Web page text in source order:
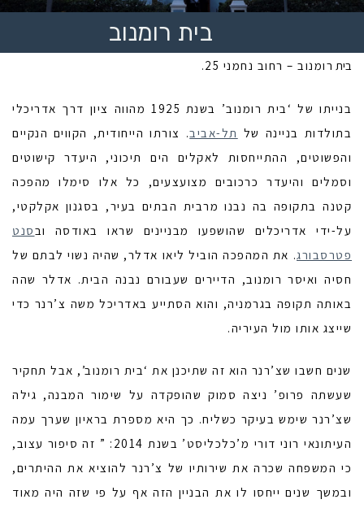
בית רומנוב
בית רומנוב – רחוב נחמני 25.
בנייתו של ‘בית רומנוב’ בשנת 1925 מהווה ציון דרך אדריכלי
בתולדות בניינה של תל-אביב. צורתו הייחודית, הקווים הנקיים
והפשוטים, ההתייחסות לאקלים הים תיכוני, היעדר קישוטים
וסמלים והיעדר כרכובים מצועצעים, כל אלו סימלו מהפכה
קטנה בתקופה בה נבנו מרבית הבתים בעיר, בסגנון אקלקטי,
על-ידי אדריכלים שהושפעו מבניינים שראו באודסה ובסנט
פטרסבורג. את המהפכה הוביל ליאו אדלר, שהיה נשוי לבתם של
חסיה ואיסר רומנוב, הדיירים שעבורם נבנה הבית. אדלר שהה
באותה תקופה בגרמניה, והוא הסתייע באדריכל משה צ’רנר כדי
שייצג אותו מול העיריה.
שנים חשבו שצ’רנר הוא זה שתיכנן את ‘בית רומנוב’, אבל תחקיר
שעשתה פרופ’ ניצה סמוק שהופקדה על שימור המבנה, גילה
שצ’רנר שימש בעיקר כשליח. כך היא מספרת בראיון שערך עמה
העיתונאי רוני דורי מ’כלכליסט’ בשנת 2014: ” זה סיפור עצוב,
כי המשפחה שכרה את שירותיו של צ’רנר להוציא את ההיתרים,
ובמשך שנים ייחסו לו את הבניין הזה אף על פי שזה היה מאוד